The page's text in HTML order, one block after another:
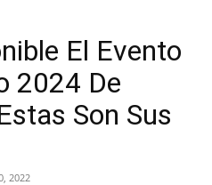
de
Botin
El Evento
2024 De
Son Sus
2022